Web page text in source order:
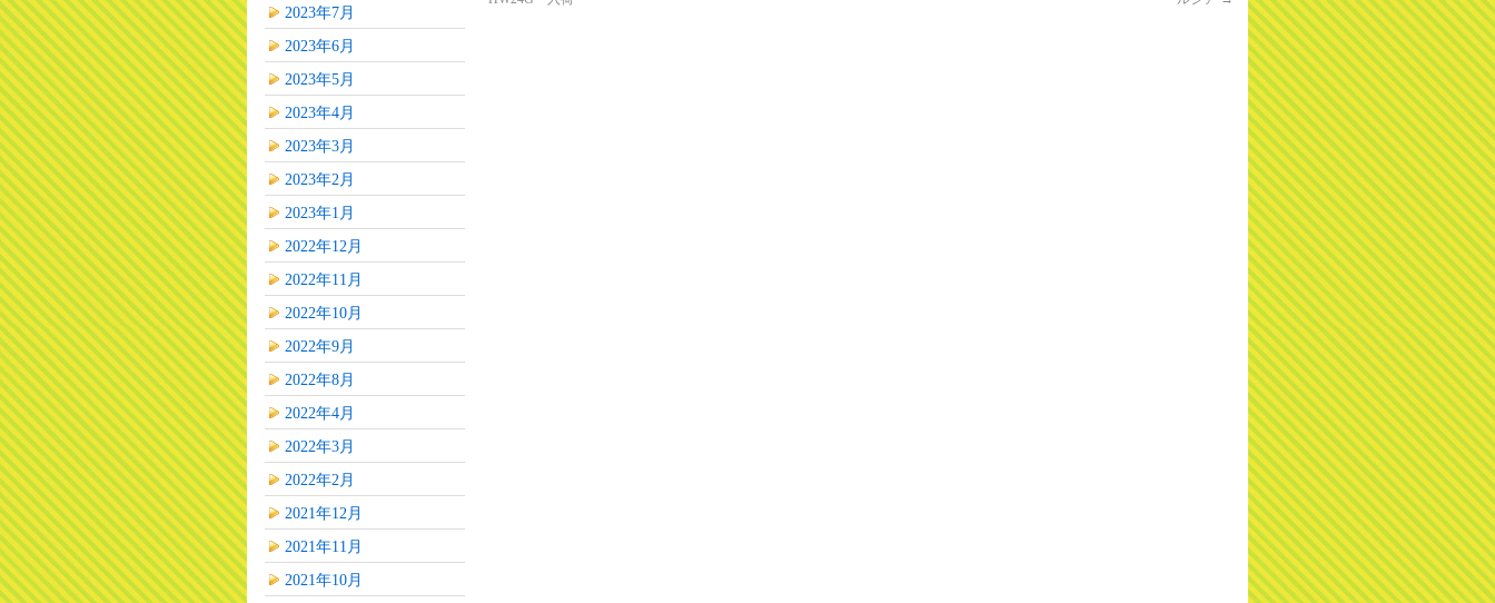
2023年7月
2023年6月
2023年5月
2023年4月
2023年3月
2023年2月
2023年1月
2022年12月
2022年11月
2022年10月
2022年9月
2022年8月
2022年4月
2022年3月
2022年2月
2021年12月
2021年11月
2021年10月